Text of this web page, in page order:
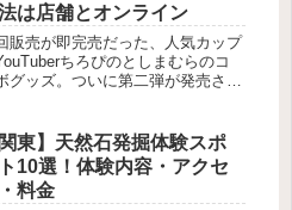
は店舗とオンライン
販売が即完売だった、人気カップ
ちろぴのとしまむらのコ
グッズ。ついに第二弾が発売され
関東】天然石発掘体験スポ
10選！体験内容・アクセ
料金